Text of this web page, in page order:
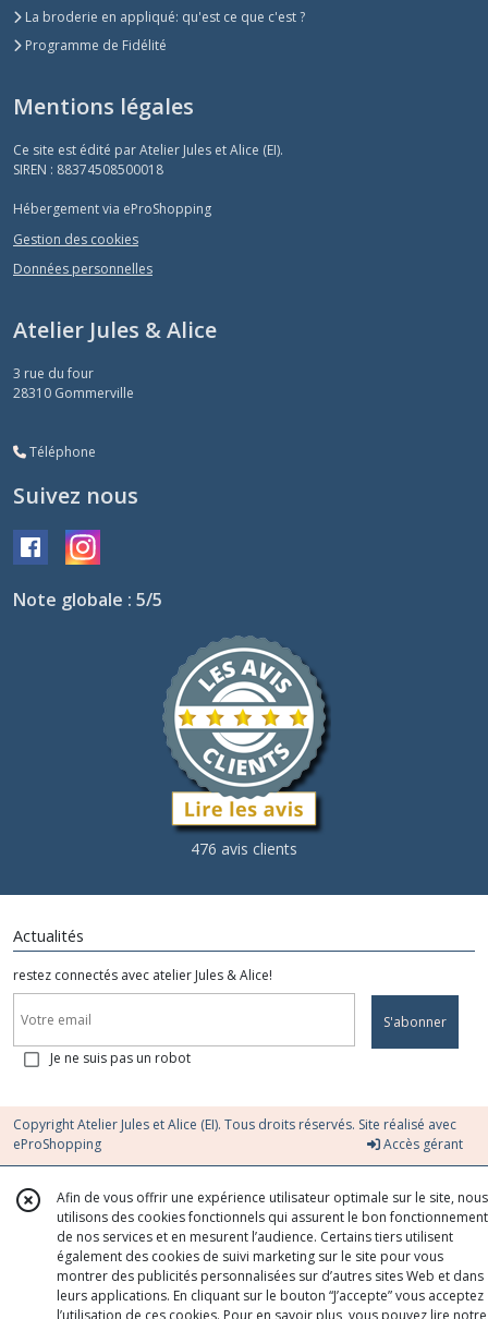
La broderie en appliqué: qu'est ce que c'est ?
Programme de Fidélité
Mentions légales
Ce site est édité par Atelier Jules et Alice (EI).
SIREN : 88374508500018
Hébergement via eProShopping
Gestion des cookies
Données personnelles
Atelier Jules & Alice
3 rue du four
28310 Gommerville
Téléphone
Suivez nous
Note globale : 5/5
476 avis clients
Actualités
restez connectés avec atelier Jules & Alice!
S'abonner
Je ne suis pas un robot
Copyright Atelier Jules et Alice (EI). Tous droits réservés. Site réalisé avec
eProShopping
Accès gérant
Afin de vous offrir une expérience utilisateur optimale sur le site, nous
utilisons des cookies fonctionnels qui assurent le bon fonctionnement
de nos services et en mesurent l’audience. Certains tiers utilisent
également des cookies de suivi marketing sur le site pour vous
montrer des publicités personnalisées sur d’autres sites Web et dans
leurs applications. En cliquant sur le bouton “J’accepte” vous acceptez
l’utilisation de ces cookies. Pour en savoir plus, vous pouvez lire notre